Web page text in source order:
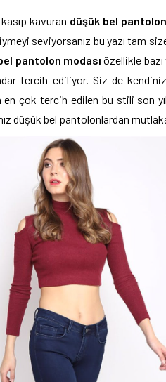
kavuran düşük bel
seviyorsanız bu yazı tam
pantolon modası özellikle
tercih ediliyor. Siz de
en çok tercih edilen bu stili son
düşük bel pantolonlardan